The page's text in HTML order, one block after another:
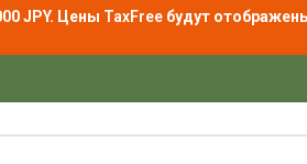
JPY. Цены TaxFree будут